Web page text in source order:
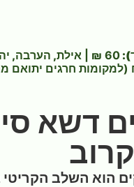
:
60 ₪ | אילת, הערבה,
דשא
הוא השלב